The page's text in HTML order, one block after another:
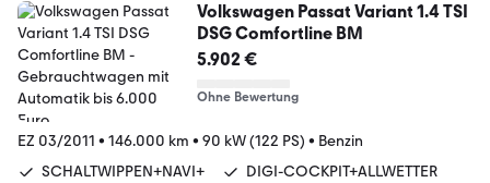
Volkswagen Passat Variant 1.4 TSI
DSG Comfortline BM
5.902 €
Ohne Bewertung
EZ 03/2011 • 146.000 km • 90 kW (122 PS) • Benzin
SCHALTWIPPEN+NAVI+
DIGI-COCKPIT+ALLWETTER